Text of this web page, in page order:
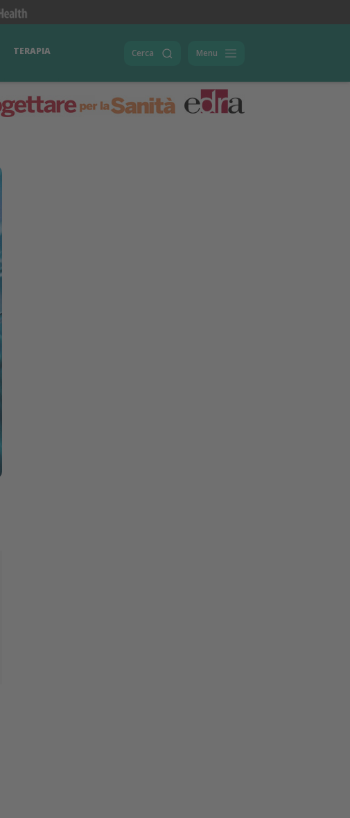
TERAPIA Cerca Menu